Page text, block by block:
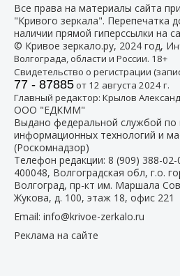
Все права на материалы сайта
"Кривого зеркала". Перепечатка
наличии прямой гиперссылки на
© Кривое зеркало.ру, 2024 год, И
Волгограда, области и России. 18+
Свидетельство о регистрации
77 - 87885от 12 августа 2024 г.
Главный редактор: Крылов
ООО "ЕДКММ"
Выдано федеральной службой по
информационных технологий и
(Роскомнадзор)
Телефон редакции: 8 (909) 388-02-
400048, Волгоградская обл, г.о.
Волгоград, пр-кт им. Маршала
Жукова, д. 100, этаж 18, офис 221
Email: info@krivoe-zerkalo.ru
Реклама на сайте